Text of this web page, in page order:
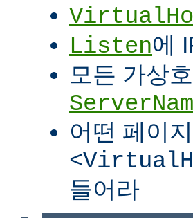
Listen에
모든 가상
어떤 페이
들어라